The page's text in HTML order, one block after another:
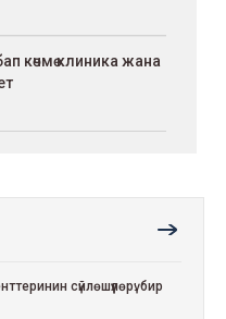
көчмө клиника жана
сүйлөшүүлөрү: бир